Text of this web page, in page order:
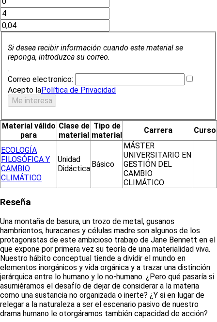
Si desea recibir información cuando este material se
reponga, introduzca su correo.
.
Correo electronico:
Acepto laPolítica de Privacidad
Material válido
para
Clase de
material
Tipo de
material
Carrera Curso
ECOLOGÍA
FILOSÓFICA Y
CAMBIO
CLIMÁTICO
Unidad
Didáctica Básico
MÁSTER
UNIVERSITARIO EN
GESTIÓN DEL
CAMBIO
CLIMÁTICO
Reseña
Una montaña de basura, un trozo de metal, gusanos
hambrientos, huracanes y células madre son algunos de los
protagonistas de este ambicioso trabajo de Jane Bennett en el
que expone por primera vez su teoría de una materialidad viva.
Nuestro hábito conceptual tiende a dividir el mundo en
elementos inorgánicos y vida orgánica y a trazar una distinción
jerárquica entre lo humano y lo no-humano. ¿Pero qué pasaría si
asumiéramos el desafío de dejar de considerar a la materia
como una sustancia no organizada o inerte? ¿Y si en lugar de
relegar a la naturaleza a ser el escenario pasivo de nuestro
drama humano le otorgáramos también capacidad de acción?